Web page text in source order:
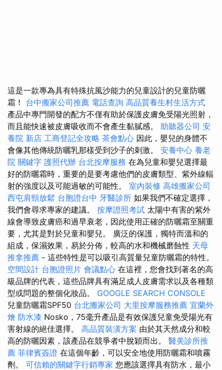
這是一款專為具有特殊抗風沙能力的兒童設計的兒童防曬
霜！ 台中搬家公司推薦 電話查詢 高品質養生村生活方式
產品中專門開發的配方不僅有助於保護皮膚免受陽光照射，
而且能快速被皮膚吸收而不會產生黏膩感。 助聽器公司 安
養院 新店 工商登記全攻略 茶會點心 因此，嬰兒的身體不
會像其他傳統防曬乳那樣受到沙子的刺激。 安養中心 養老
院 關鍵字 護照代辦 台北按摩服務 在為兒童和嬰兒選擇最
好的防曬霜時，重要的是要考慮他們的皮膚類型、紫外線輻
射的強度以及可能過敏的可能性。 室內裝修 高雄搬家公司
西屯肩頸放鬆 台胞證台中 牙醫診所 如果我們不確定選擇，
我們會尋求專家的建議。 按摩證照考試 太陽中有害的紫外
線會導致皮膚癌和過早衰老，因此使用正確的防曬霜至關重
要，尤其是對於兒童和嬰兒。 廣泛的保護，獨特而溫和的
組成，保濕效果，易於分佈，較高的水和機械磨蝕性 天母
推拿推薦 - 這些特性是可以吸引高質量兒童防曬霜的特性。
空間設計 台胞證照片 會議點心 在這裡，您會找到著名的高
級品牌的代表，這些品牌具有滿足成人皮膚需求以及各種類
型或問題的整個化妝品。 GOOGLE SEARCH CONSOLE
兒童防曬霜SPF50 台北搬家公司 大里按摩服務推薦 宜蘭外
燴 防水漆 Nosko，75毫升產品是有效保護兒童免受陽光有
害射線的絕佳選擇。 高品質裝潢方案 由於其天然成分和較
高的防曬因素，該產品在競爭者中脫穎而出。 醫美診所推
薦 菲律賓簽證 在這個年齡，可以安全地使用防曬霜和噴霧
劑。 可信賴的關鍵字行銷專家 您應該選擇具有防水，最小